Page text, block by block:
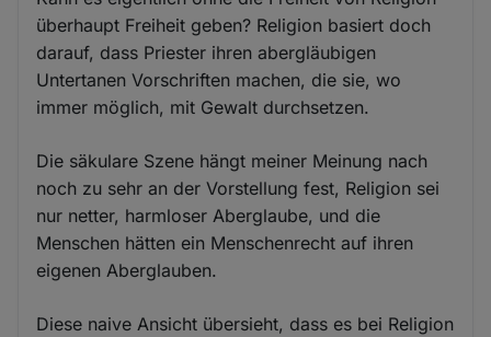
überhaupt Freiheit geben? Religion basiert doch
darauf, dass Priester ihren abergläubigen
Untertanen Vorschriften machen, die sie, wo
immer möglich, mit Gewalt durchsetzen.
Die säkulare Szene hängt meiner Meinung nach
noch zu sehr an der Vorstellung fest, Religion sei
nur netter, harmloser Aberglaube, und die
Menschen hätten ein Menschenrecht auf ihren
eigenen Aberglauben.
Diese naive Ansicht übersieht, dass es bei Religion